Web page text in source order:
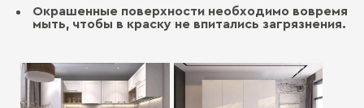
Окрашенные поверхности необходимо вовремя
мыть, чтобы в краску не впитались загрязнения.